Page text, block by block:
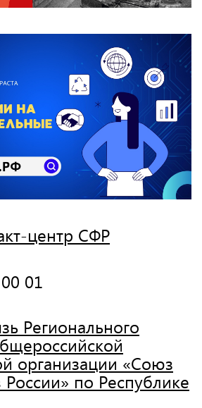
центр СФР
01
Регионального
организации «Союз
по Республике